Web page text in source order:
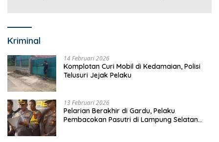
Kriminal
14 Februari 2026
Komplotan Curi Mobil di Kedamaian, Polisi
Telusuri Jejak Pelaku
13 Februari 2026
Pelarian Berakhir di Gardu, Pelaku
Pembacokan Pasutri di Lampung Selatan